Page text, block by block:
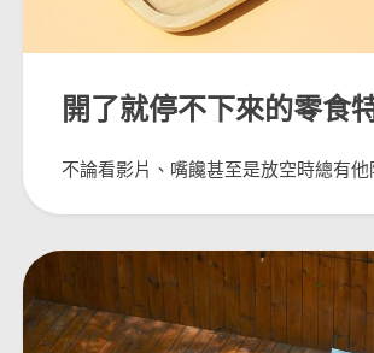
開了就停不下來的零食
不論看影片、嘴饞甚至是放空時總有他